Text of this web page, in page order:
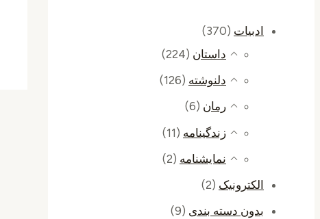
ادبیات (370)
داستان (224)
دلنوشته (126)
رمان (6)
زندگینامه (11)
نمایشنامه (2)
الکترونیک (2)
بدون دسته بندی (9)